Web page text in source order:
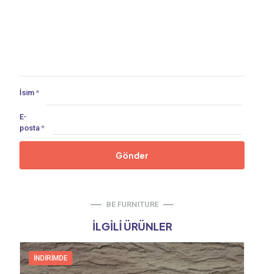
İsim *
E-
posta *
BE FURNITURE
İLGILI ÜRÜNLER
İNDIRIMDE